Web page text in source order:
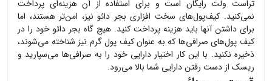
تراست ولت رایگان است و برای استفاده از آن هزینه‌ای پرداخت
نمی‌کنید. کیف‌پول‌های سخت افزاری بجر دائونیز، امن‌تر هستند، اما
برای داشتن آنها باید هزینه پرداخت کنید. هیچ گاه بجر دائو خود را در
کیف پول‌های صرافی‌ها که به عنوان کیف پول گرم نیز شناخته می‌شوند،
ذخیره نکنید. با این کار اختیار دارایی خود را به صرافی‌ها می‌سپارید و
ریسک از دست رفتن دارایی شما بالا می‌رود.